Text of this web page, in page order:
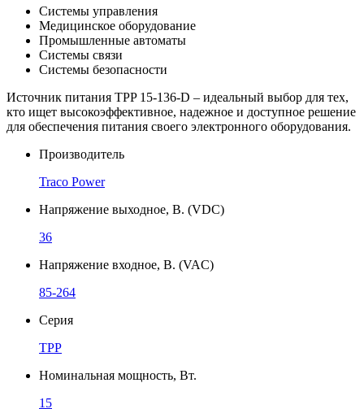
Системы управления
Медицинское оборудование
Промышленные автоматы
Системы связи
Системы безопасности
Источник питания TPP 15-136-D – идеальный выбор для тех,
кто ищет высокоэффективное, надежное и доступное решение
для обеспечения питания своего электронного оборудования.
Производитель
Traco Power
Напряжение выходное, В. (VDC)
36
Напряжение входное, В. (VAC)
85-264
Серия
TPP
Номинальная мощность, Вт.
15